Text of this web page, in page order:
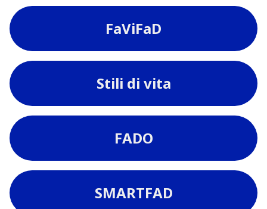
FaViFaD
Stili di vita
FADO
SMARTFAD